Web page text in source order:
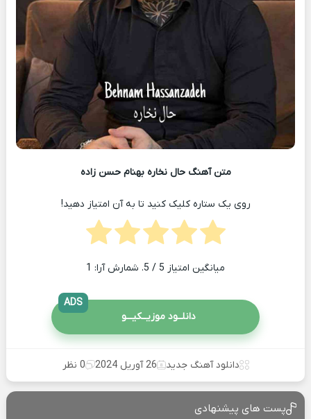
متن آهنگ حال نخاره بهنام حسن زاده
روی یک ستاره کلیک کنید تا به آن امتیاز دهید!
میانگین امتیاز 5 / 5. شمارش آرا: 1
دانلــود موزیــکیـــو
ADS
دانلود آهنگ جدید 26 آوریل 2024 0 نظر
پست های پیشنهادی